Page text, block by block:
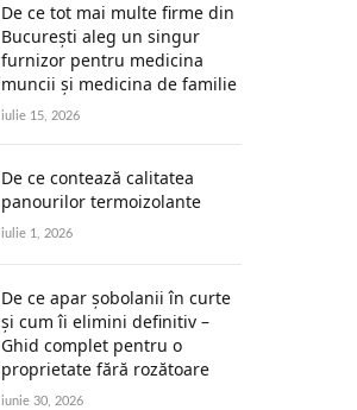
De ce tot mai multe firme din
București aleg un singur
furnizor pentru medicina
muncii și medicina de familie
iulie 15, 2026
De ce contează calitatea
panourilor termoizolante
iulie 1, 2026
De ce apar șobolanii în curte
și cum îi elimini definitiv –
Ghid complet pentru o
proprietate fără rozătoare
iunie 30, 2026